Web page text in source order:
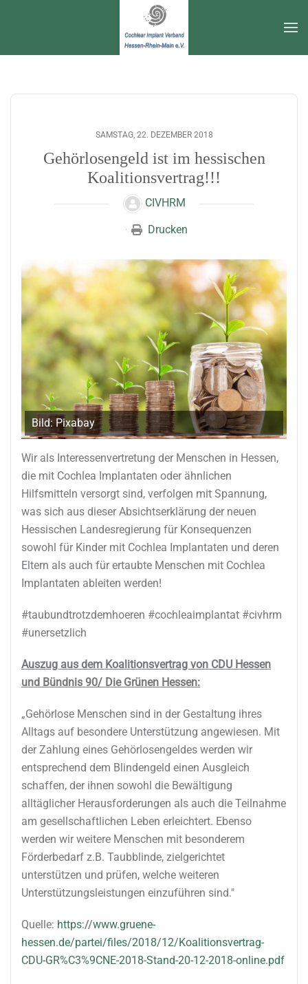
Zum Hauptinhalt springen
SAMSTAG, 22. DEZEMBER 2018
Gehörlosengeld ist im hessischen
Koalitionsvertrag!!!
CIVHRM
Drucken
Bild: Pixabay
Wir als Interessenvertretung der Menschen in Hessen,
die mit Cochlea Implantaten oder ähnlichen
Hilfsmitteln versorgt sind, verfolgen mit Spannung,
was sich aus dieser Absichtserklärung der neuen
Hessischen Landesregierung für Konsequenzen
sowohl für Kinder mit Cochlea Implantaten und deren
Eltern als auch für ertaubte Menschen mit Cochlea
Implantaten ableiten werden!
#taubundtrotzdemhoeren #cochleaimplantat #civhrm
#unersetzlich
Auszug aus dem Koalitionsvertrag von CDU Hessen
und Bündnis 90/ Die Grünen Hessen:
„Gehörlose Menschen sind in der Gestaltung ihres
Alltags auf besondere Unterstützung angewiesen. Mit
der Zahlung eines Gehörlosengeldes werden wir
entsprechend dem Blindengeld einen Ausgleich
schaffen, der ihnen sowohl die Bewältigung
alltäglicher Herausforderungen als auch die Teilnahme
am gesellschaftlichen Leben erleichtert. Ebenso
werden wir weitere Menschen mit besonderem
Förderbedarf z.B. Taubblinde, zielgerichtet
unterstützen und prüfen, welche weiteren
Unterstützungsleistungen einzuführen sind."
Quelle: https://www.gruene-
hessen.de/partei/files/2018/12/Koalitionsvertrag-
CDU-GR%C3%9CNE-2018-Stand-20-12-2018-online.pdf